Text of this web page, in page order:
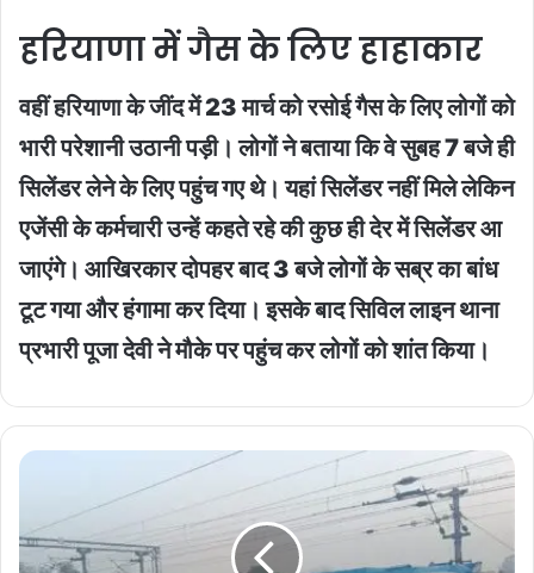
हरियाणा में गैस के लिए हाहाकार
वहीं हरियाणा के जींद में 23 मार्च को रसोई गैस के लिए लोगों को
भारी परेशानी उठानी पड़ी। लोगों ने बताया कि वे सुबह 7 बजे ही
सिलेंडर लेने के लिए पहुंच गए थे। यहां सिलेंडर नहीं मिले लेकिन
एजेंसी के कर्मचारी उन्हें कहते रहे की कुछ ही देर में सिलेंडर आ
जाएंगे। आखिरकार दोपहर बाद 3 बजे लोगों के सब्र का बांध
टूट गया और हंगामा कर दिया। इसके बाद सिविल लाइन थाना
प्रभारी पूजा देवी ने मौके पर पहुंच कर लोगों को शांत किया।
First
:
हाइड्रोजन